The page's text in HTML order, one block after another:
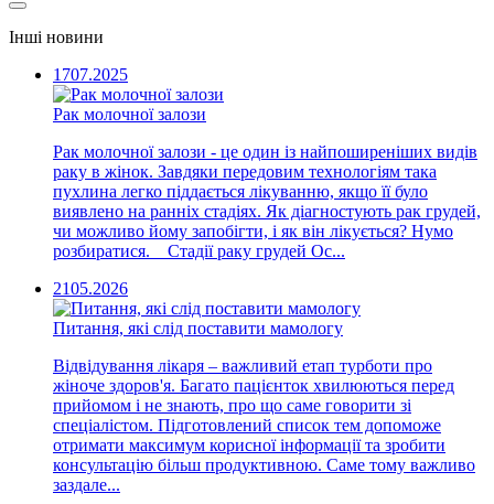
Інші новини
1707.2025
Рак молочної залози
Рак молочної залози - це один із найпоширеніших видів
раку в жінок. Завдяки передовим технологіям така
пухлина легко піддається лікуванню, якщо її було
виявлено на ранніх стадіях. Як діагностують рак грудей,
чи можливо йому запобігти, і як він лікується? Нумо
розбиратися. Стадії раку грудей Ос...
2105.2026
Питання, які слід поставити мамологу
Відвідування лікаря – важливий етап турботи про
жіноче здоров'я. Багато пацієнток хвилюються перед
прийомом і не знають, про що саме говорити зі
спеціалістом. Підготовлений список тем допоможе
отримати максимум корисної інформації та зробити
консультацію більш продуктивною. Саме тому важливо
заздале...